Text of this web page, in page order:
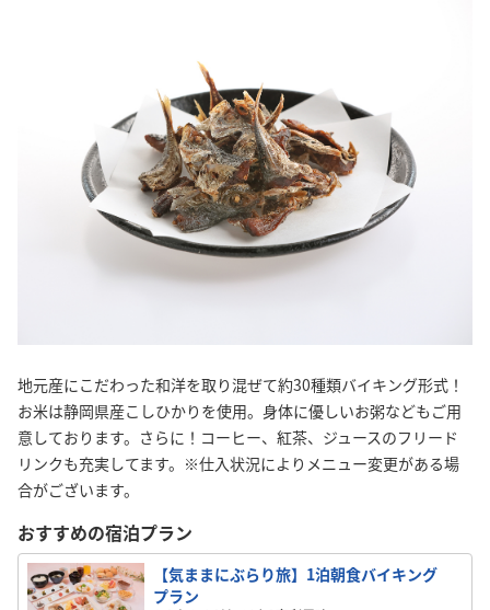
地元産にこだわった和洋を取り混ぜて約30種類バイキング形式！
お米は静岡県産こしひかりを使用。身体に優しいお粥などもご用
意しております。さらに！コーヒー、紅茶、ジュースのフリード
リンクも充実してます。※仕入状況によりメニュー変更がある場
合がございます。
おすすめの宿泊プラン
【気ままにぶらり旅】1泊朝食バイキング
プラン